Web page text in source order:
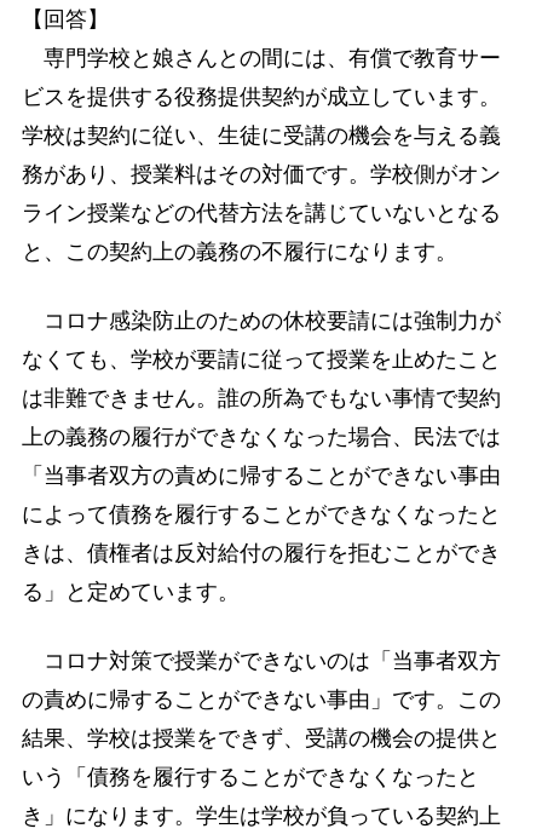
【回答】
専門学校と娘さんとの間には、有償で教育サー
ビスを提供する役務提供契約が成立しています。
学校は契約に従い、生徒に受講の機会を与える義
務があり、授業料はその対価です。学校側がオン
ライン授業などの代替方法を講じていないとなる
と、この契約上の義務の不履行になります。
コロナ感染防止のための休校要請には強制力が
なくても、学校が要請に従って授業を止めたこと
は非難できません。誰の所為でもない事情で契約
上の義務の履行ができなくなった場合、民法では
「当事者双方の責めに帰することができない事由
によって債務を履行することができなくなったと
きは、債権者は反対給付の履行を拒むことができ
る」と定めています。
コロナ対策で授業ができないのは「当事者双方
の責めに帰することができない事由」です。この
結果、学校は授業をできず、受講の機会の提供と
いう「債務を履行することができなくなったと
き」になります。学生は学校が負っている契約上